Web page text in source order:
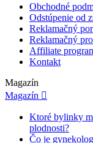
Obchodné
Odstúpenie od
Reklamačný
Reklamačný
Affiliate
Kontakt
Magazín
Magazín 
Ktoré bylinky
plodnosti?
Čo je